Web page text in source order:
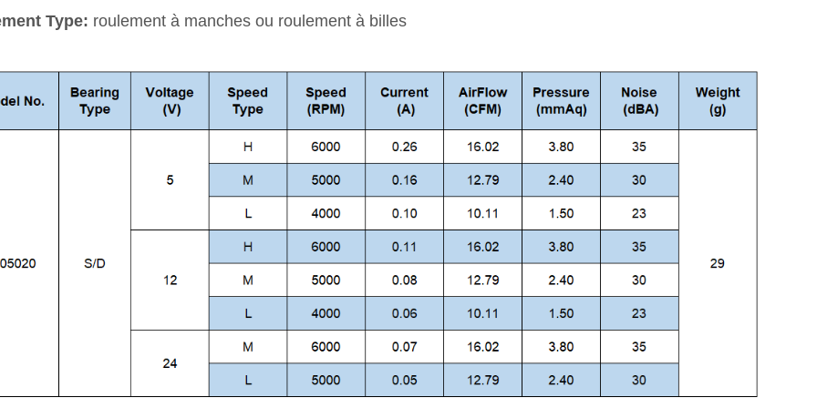
Type: roulement à manches ou roulement à billes